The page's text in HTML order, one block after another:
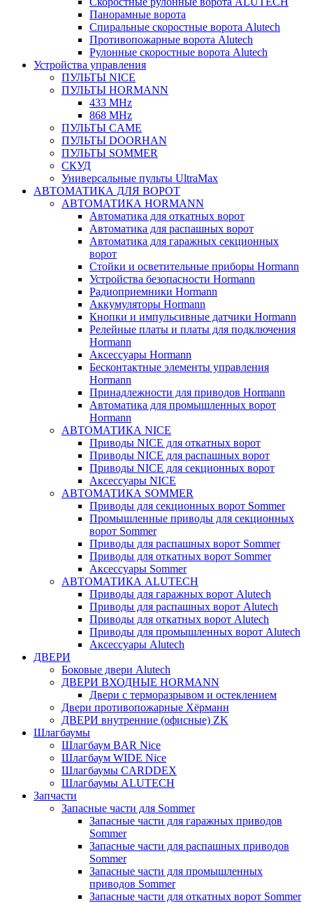
Панорамные ворота
Спиральные скоростные ворота Alutech
Противопожарные ворота Alutech
Рулонные скоростные ворота Alutech
Устройства управления
ПУЛЬТЫ NICE
ПУЛЬТЫ HORMANN
433 MHz
868 MHz
ПУЛЬТЫ CAME
ПУЛЬТЫ DOORHAN
ПУЛЬТЫ SOMMER
СКУД
Универсальные пульты UltraMax
АВТОМАТИКА ДЛЯ ВОРОТ
АВТОМАТИКА HORMANN
Автоматика для откатных ворот
Автоматика для распашных ворот
Автоматика для гаражных секционных
ворот
Стойки и осветительные приборы Hormann
Устройства безопасности Hormann
Радиоприемники Hormann
Аккумуляторы Hormann
Кнопки и импульсивные датчики Hormann
Релейные платы и платы для подключения
Hormann
Аксессуары Hormann
Бесконтактные элементы управления
Hormann
Принадлежности для приводов Hormann
Автоматика для промышленных ворот
Hormann
АВТОМАТИКА NICE
Приводы NICE для откатных ворот
Приводы NICE для распашных ворот
Приводы NICE для секционных ворот
Аксессуары NICE
АВТОМАТИКА SOMMER
Приводы для секционных ворот Sommer
Промышленные приводы для секционных
ворот Sommer
Приводы для распашных ворот Sommer
Приводы для откатных ворот Sommer
Аксессуары Sommer
АВТОМАТИКА ALUTECH
Приводы для гаражных ворот Alutech
Приводы для распашных ворот Alutech
Приводы для откатных ворот Alutech
Приводы для промышленных ворот Alutech
Аксессуары Alutech
ДВЕРИ
Боковые двери Alutech
ДВЕРИ ВХОДНЫЕ HORMANN
Двери с терморазрывом и остеклением
Двери противопожарные Хёрманн
ДВЕРИ внутренние (офисные) ZK
Шлагбаумы
Шлагбаум BAR Nice
Шлагбаум WIDE Nice
Шлагбаумы CARDDEX
Шлагбаумы ALUTECH
Запчасти
Запасные части для Sommer
Запасные части для гаражных приводов
Sommer
Запасные части для распашных приводов
Sommer
Запасные части для промышленных
приводов Sommer
Запасные части для откатных ворот Sommer